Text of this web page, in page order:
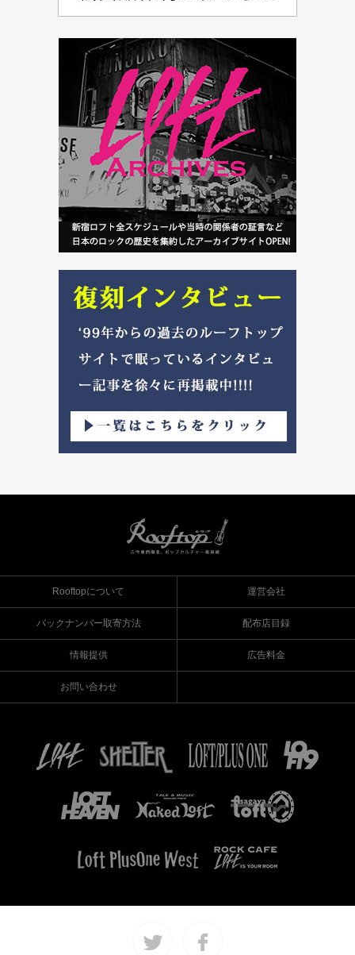
Rooftopについて 運営会社
バックナンバー取寄方法 配布店目録
情報提供 広告料金
お問い合わせ